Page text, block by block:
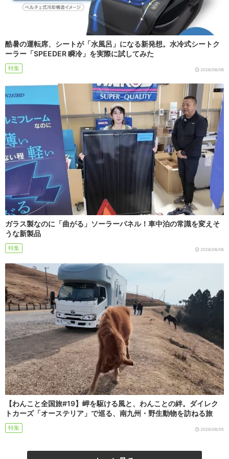
酷暑の運転席、シートが「水風呂」になる新発想。水冷式シートク
ーラー「SPEEDER 瞬冷」を実際に試してみた
特集 2026/08/06
ガラス製なのに「曲がる」ソーラーパネル！車中泊の常識を変えそ
うな新製品
特集 2026/08/06
【わんこと全国旅#19】岬を駆ける風と、わんことの絆。ダイレク
トカーズ「オーステリア」で巡る、南九州・野生動物を訪ねる旅
特集 2026/08/05